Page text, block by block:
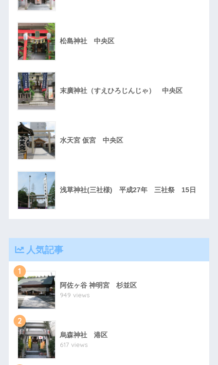
松島神社 中央区
末廣神社（すえひろじんじゃ） 中央区
水天宮 仮宮 中央区
浅草神社(三社様) 平成27年 三社祭 15日
人気記事
1
阿佐ヶ谷 神明宮 杉並区
949 views
2
烏森神社 港区
617 views